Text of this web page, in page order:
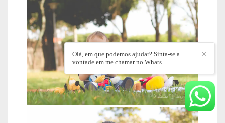
✕
Olá, em que podemos ajudar? Sinta-se a
vontade em me chamar no Whats.